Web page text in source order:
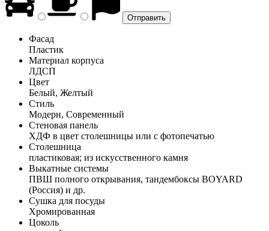
Фасад
Пластик
Материал корпуса
ЛДСП
Цвет
Белый, Желтый
Стиль
Модерн, Современный
Стеновая панель
ХДФ в цвет столешницы или с фотопечатью
Столешница
пластиковая; из искусственного камня
Выкатные системы
ПВШ полного открывания, тандембоксы BOYARD
(Россия) и др.
Сушка для посуды
Хромированная
Цоколь